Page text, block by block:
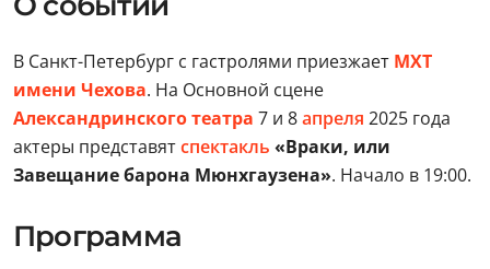
В Санкт-Петербург с гастролями приезжает МХТ
имени Чехова. На Основной сцене
Александринского театра 7 и 8апреля 2025 года
актеры представятспектакль «Враки, или
Завещание барона Мюнхгаузена». Начало в 19:00.
Программа